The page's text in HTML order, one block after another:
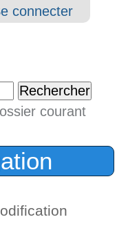
Outils
connecter
courant